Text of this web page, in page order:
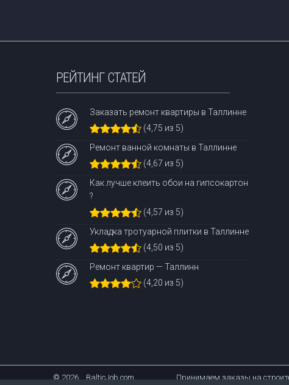
РЕЙТИНГ СТАТЕЙ
Заказать ремонт квартиры в Таллинне
(4,75 из 5)
Ремонт ванной комнаты в Таллинне
(4,67 из 5)
Как лучше клеить обои на гипсокартон
?
(4,57 из 5)
Укладка тротуарной плитки в Таллинне
(4,50 из 5)
Ремонт квартир — Таллинн
(4,20 из 5)
© 2026. BalticJob.com Принимаем заказы на